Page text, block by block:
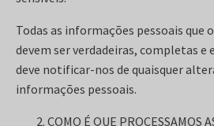
Todas as informações pessoais que
devem ser verdadeiras, completas e
deve notificar-nos de quaisquer
informações pessoais.
COMO É QUE PROCESSAMOS